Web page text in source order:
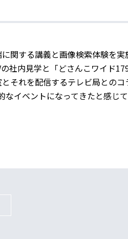
関する講義と画像検索体験を実
社内見学と「どさんこワイド
それを配信するテレビ局との
イベントになってきたと感じて